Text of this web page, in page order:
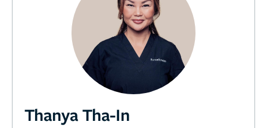
Thanya Tha-In